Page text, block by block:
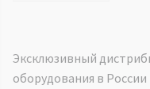
Эксклюзивный
оборудования в